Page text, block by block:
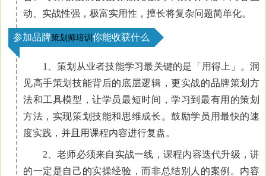
动、实战性强，极富实用性，擅长将复杂问题简单化。
参加品牌策划师培训 你能收获什么
1、策划从业者技能学习最关键的是「用得上」。洞
见高手策划技能背后的底层逻辑，更实战的品牌策划方
法和工具模型，让学员最短时间，学习到最有用的策划
方法，实现策划技能和思维成长。鼓励学员用最快的速
度实践，并且用课程内容进行复盘。
2、老师必须来自实战一线，课程内容迭代升级，讲
的一定是自己的实操经验，而非总结别人的案例。内容